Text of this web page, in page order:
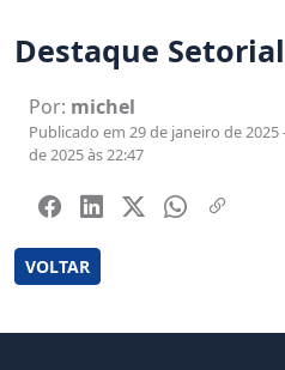
Destaque
Por: michel
Publicado em 29 de janeiro de
de 2025 às 22:47
VOLTAR